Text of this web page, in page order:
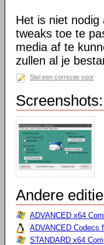
Het is niet nodig
tweaks toe te
media af te
zullen al je
Stel een correctie voor
Screenshots:
Andere
ADVANCED x64
ADVANCED Codecs
STANDARD x64